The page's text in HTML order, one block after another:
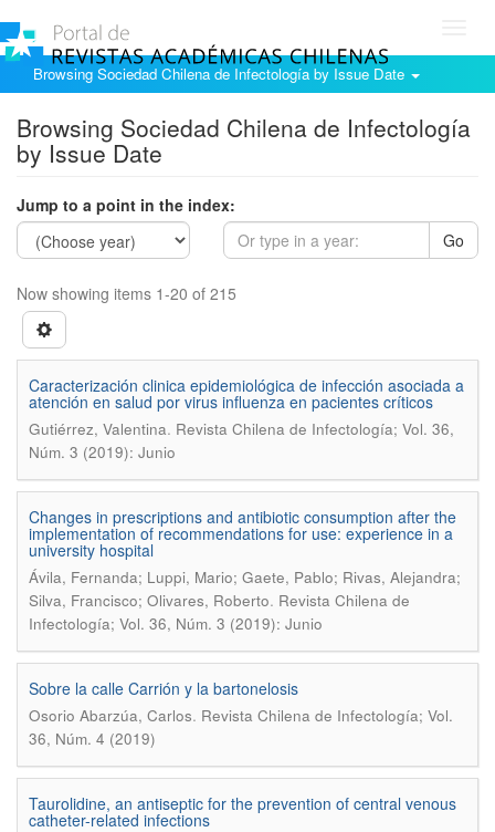
Browsing Sociedad Chilena de Infectología by Issue Date
Browsing Sociedad Chilena de Infectología
by Issue Date
Jump to a point in the index:
Go
Now showing items 1-20 of 215
Caracterización clinica epidemiológica de infección asociada a
atención en salud por virus influenza en pacientes críticos
Gutiérrez, Valentina. Revista Chilena de Infectología; Vol. 36,
Núm. 3 (2019): Junio
Changes in prescriptions and antibiotic consumption after the
implementation of recommendations for use: experience in a
university hospital
Ávila, Fernanda; Luppi, Mario; Gaete, Pablo; Rivas, Alejandra;
Silva, Francisco; Olivares, Roberto. Revista Chilena de
Infectología; Vol. 36, Núm. 3 (2019): Junio
Sobre la calle Carrión y la bartonelosis
Osorio Abarzúa, Carlos. Revista Chilena de Infectología; Vol.
36, Núm. 4 (2019)
Taurolidine, an antiseptic for the prevention of central venous
catheter-related infections